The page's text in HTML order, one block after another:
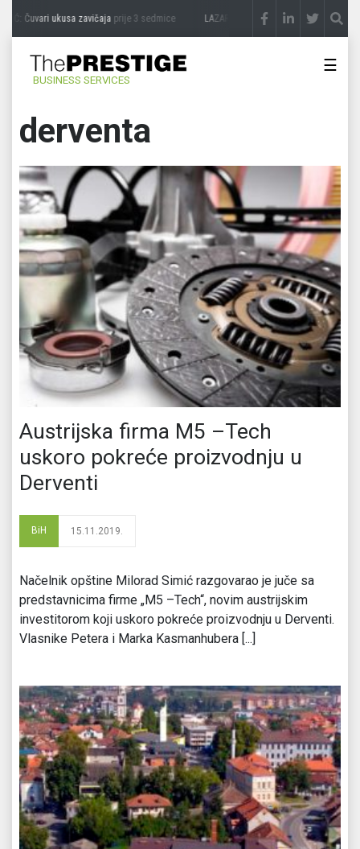
Čuvari ukusa zavičajaprije 3 sedmice LAZAR ĐURIĆ: Promocija potencijal
BUSINESS SERVICES
☰
derventa
Austrijska firma M5 –Tech
uskoro pokreće proizvodnju u
Derventi
BiH 15.11.2019.
Načelnik opštine Milorad Simić razgovarao je juče sa
predstavnicima firme „M5 –Tech“, novim austrijskim
investitorom koji uskoro pokreće proizvodnju u Derventi.
Vlasnike Petera i Marka Kasmanhubera [...]